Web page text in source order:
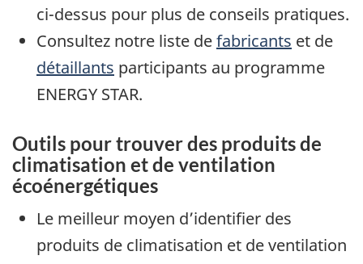
ci-dessus pour plus de conseils pratiques.
Consultez notre liste defabricants et de
détaillants participants au programme
ENERGY STAR.
Outils pour trouver des produits de
climatisation et de ventilation
écoénergétiques
Le meilleur moyen d’identifier des
produits de climatisation et de ventilation